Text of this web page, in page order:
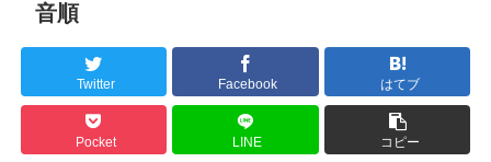
音順
Twitter Facebook はてブ
Pocket LINE コピー